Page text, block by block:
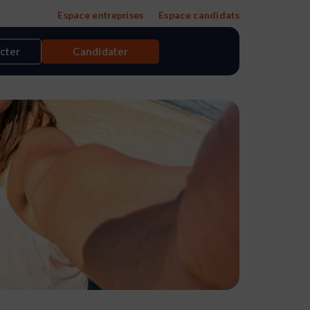
Espace entreprises Espace candidats
Candidater